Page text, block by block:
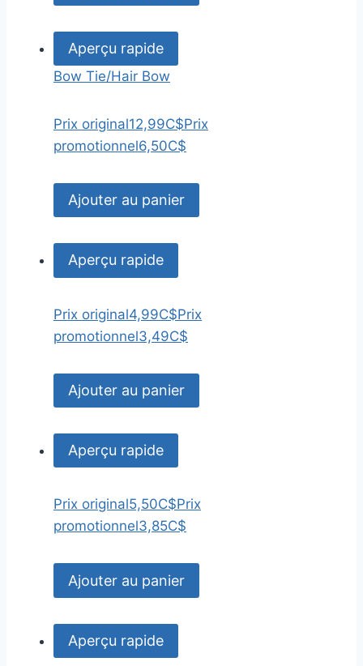
Aperçu rapide
Bow Tie/Hair Bow
Prix original12,99C$Prix
promotionnel6,50C$
Ajouter au panier
Aperçu rapide
Prix original4,99C$Prix
promotionnel3,49C$
Ajouter au panier
Aperçu rapide
Prix original5,50C$Prix
promotionnel3,85C$
Ajouter au panier
Aperçu rapide